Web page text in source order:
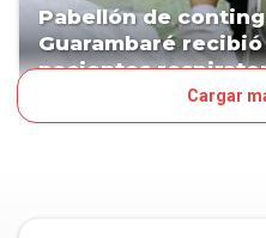
Pabellón de
Guarambaré
pacientes
Cargar